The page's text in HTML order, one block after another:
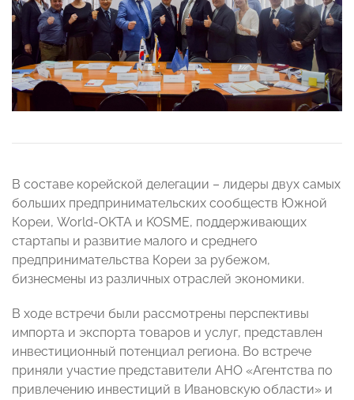
В составе корейской делегации – лидеры двух самых
больших предпринимательских сообществ Южной
Кореи, World-OKTA и KOSME, поддерживающих
стартапы и развитие малого и среднего
предпринимательства Кореи за рубежом,
бизнесмены из различных отраслей экономики.
В ходе встречи были рассмотрены перспективы
импорта и экспорта товаров и услуг, представлен
инвестиционный потенциал региона. Во встрече
приняли участие представители АНО «Агентства по
привлечению инвестиций в Ивановскую области» и